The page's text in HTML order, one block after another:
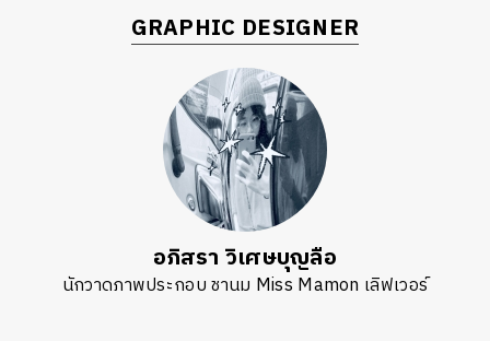
GRAPHIC DESIGNER
อภิสรา วิเศษบุญลือ
นักวาดภาพประกอบ ชานม Miss Mamon เลิฟเวอร์